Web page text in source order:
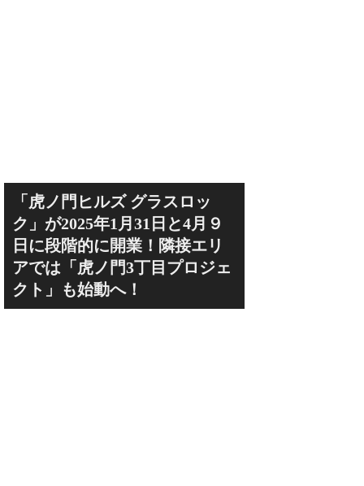
「虎ノ門ヒルズ グラスロッ
ク」が2025年1月31日と4月９
日に段階的に開業！隣接エリ
アでは「虎ノ門3丁目プロジェ
クト」も始動へ！